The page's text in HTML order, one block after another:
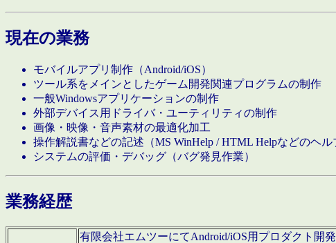
現在の業務
モバイルアプリ制作（Android/iOS）
ツール系をメインとしたゲーム開発関連プログラムの制作
一般Windowsアプリケーションの制作
外部デバイス用ドライバ・ユーティリティの制作
画像・映像・音声素材の最適化加工
操作解説書などの記述（MS WinHelp / HTML Helpなどのヘル
システムの評価・デバッグ（バグ発見作業）
業務経歴
有限会社エムツーにてAndroid/iOS用プロダクト開